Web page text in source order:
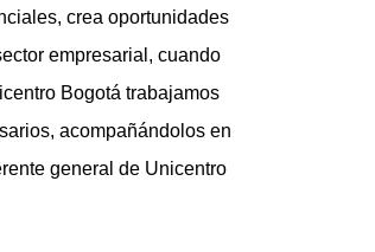
crea oportunidades
empresarial, cuando
Bogotá trabajamos
acompañándolos en
general de Unicentro